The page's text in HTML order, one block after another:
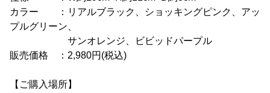
カラー ：リアルブラック、ショッキングピンク、アッ
プルグリーン、
サンオレンジ、ビビッドパープル
販売価格 ：2,980円(税込)
【ご購入場所】